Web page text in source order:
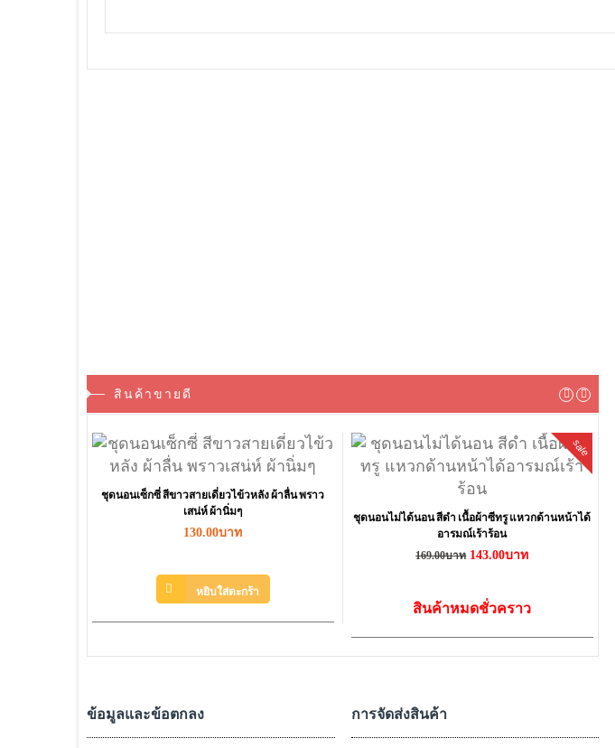
สินค้าขายดี
ชุดนอนเซ็กซี่ สีขาวสายเดี่ยวไข้วหลัง ผ้าลื่น พราว
เสน่ห์ ผ้านิ่มๆ
130.00บาท
หยิบใส่ตะกร้า
sale
ชุดนอนไม่ได้นอน สีดำ เนื้อผ้าซีทรู แหวกด้านหน้าได้
อารมณ์เร้าร้อน
169.00บาท 143.00บาท
สินค้าหมดชั่วคราว
ข้อมูลและข้อตกลง การจัดส่งสินค้า